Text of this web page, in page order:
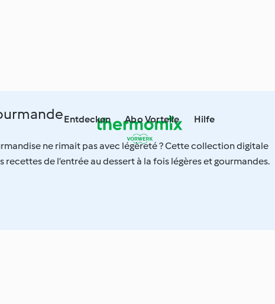
Entdecken Abo Vorteile Hilfe
ne rimait pas avec légèreté ? Cette collection digitale
recettes de l’entrée au dessert à la fois légères et gourmandes.